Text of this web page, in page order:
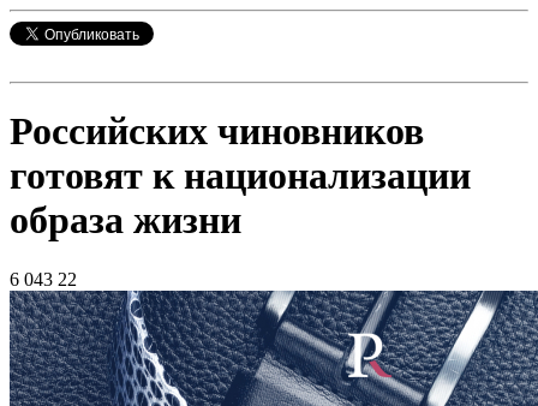
Российских чиновников
готовят к национализации
образа жизни
6 043 22